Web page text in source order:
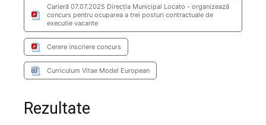
Carieră 07.07.2025 Direcţia Municipal Locato - organizează
concurs pentru ocuparea a trei posturi contractuale de
executie vacante
Cerere inscriere concurs
Curriculum Vitae Model European
Rezultate